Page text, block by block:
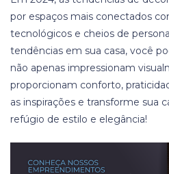
por espaços mais conectados
tecnológicos e cheios de
tendências em sua casa, você
não apenas impressionam
proporcionam conforto,
as inspirações e transforme sua
refúgio de estilo e elegância!